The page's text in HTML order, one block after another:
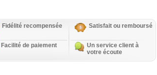
Fidélité recompensée Satisfait ou remboursé
Facilité de paiement
Un service client à
votre écoute